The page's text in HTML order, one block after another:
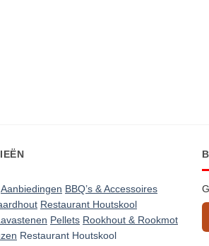
Aanbiedingen BBQ’s & Accessoires
Restaurant Houtskool
Pellets Rookhout & Rookmot
Restaurant Houtskool